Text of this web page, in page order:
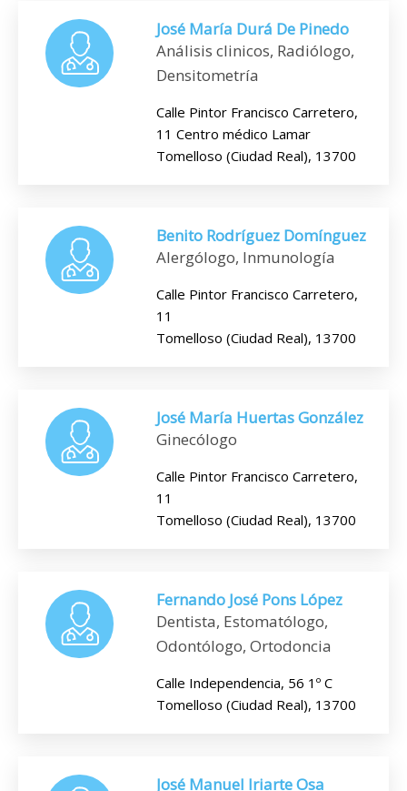
José María Durá De Pinedo
Análisis clinicos, Radiólogo,
Densitometría
Calle Pintor Francisco Carretero,
11 Centro médico Lamar
Tomelloso (Ciudad Real), 13700
Benito Rodríguez Domínguez
Alergólogo, Inmunología
Calle Pintor Francisco Carretero,
11
Tomelloso (Ciudad Real), 13700
José María Huertas González
Ginecólogo
Calle Pintor Francisco Carretero,
11
Tomelloso (Ciudad Real), 13700
Fernando José Pons López
Dentista, Estomatólogo,
Odontólogo, Ortodoncia
Calle Independencia, 56 1º C
Tomelloso (Ciudad Real), 13700
José Manuel Iriarte Osa